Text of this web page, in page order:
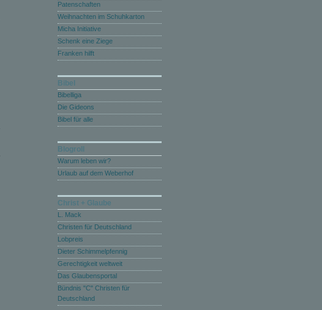
Patenschaften
Weihnachten im Schuhkarton
Micha Initiative
Schenk eine Ziege
Franken hilft
Bibel
Bibelliga
Die Gideons
Bibel für alle
Blogroll
Warum leben wir?
Urlaub auf dem Weberhof
Christ + Glaube
L. Mack
Christen für Deutschland
Lobpreis
Dieter Schimmelpfennig
Gerechtigkeit weltweit
Das Glaubensportal
Bündnis "C" Christen für
Deutschland